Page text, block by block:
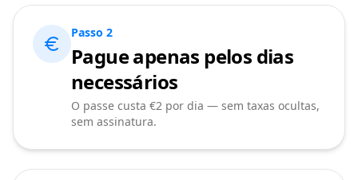
Passo 2
Pague apenas pelos dias
necessários
O passe custa €2 por dia — sem taxas ocultas,
sem assinatura.